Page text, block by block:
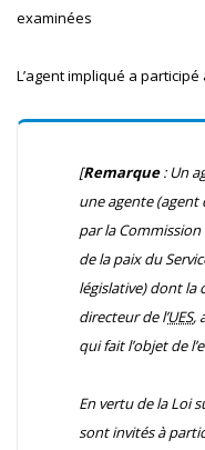
examinées
L’agent impliqué a
[Remarque: Un
une agente (agent
par la
de la paix du
législative) dont la
directeur de l’UES,
qui fait l’objet de
En vertu de laLoi
sont invités à